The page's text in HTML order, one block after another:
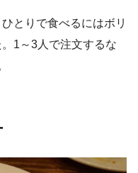
とりで食べるにはボリ
1～3人で注文するな